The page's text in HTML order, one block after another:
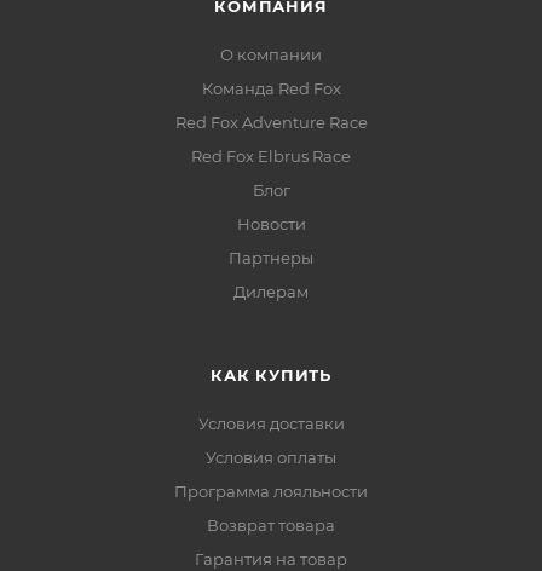
КОМПАНИЯ
О компании
Команда Red Fox
Red Fox Adventure Race
Red Fox Elbrus Race
Блог
Новости
Партнеры
Дилерам
КАК КУПИТЬ
Условия доставки
Условия оплаты
Программа лояльности
Возврат товара
Гарантия на товар